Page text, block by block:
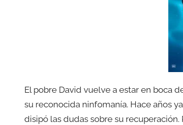
El pobre David vuelve a estar en boca
su reconocida ninfomanía. Hace años
disipó las dudas sobre su